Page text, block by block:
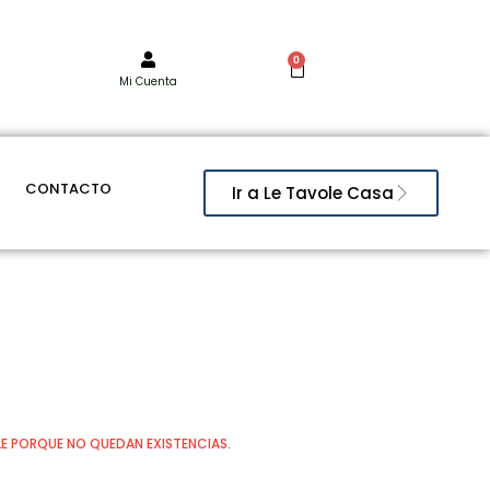
Mi Cuenta
0
CONTACTO Ir a Le Tavole Casa
PORQUE NO QUEDAN EXISTENCIAS.